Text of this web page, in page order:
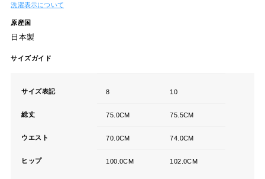
洗濯表示について
原産国
日本製
サイズガイド
サイズ表記 8 10
総丈 75.0CM 75.5CM
ウエスト 70.0CM 74.0CM
ヒップ 100.0CM 102.0CM